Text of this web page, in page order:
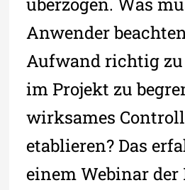
Anwender
Aufwand richtig
im Projekt zu
wirksames
etablieren? Das
einem Webinar der